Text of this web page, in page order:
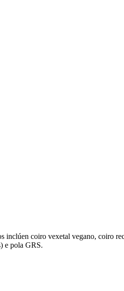
inclúen coiro vexetal vegano, coiro
e pola GRS.